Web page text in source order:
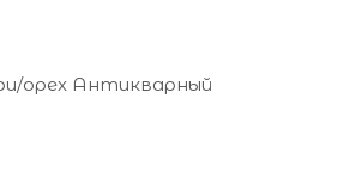
орех Антикварный